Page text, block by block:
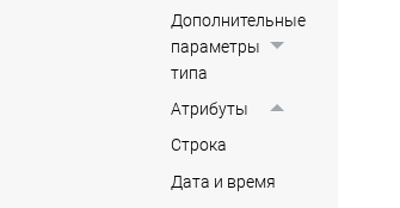
Дополнительные
параметры
типа
Атрибуты
Строка
Дата и время